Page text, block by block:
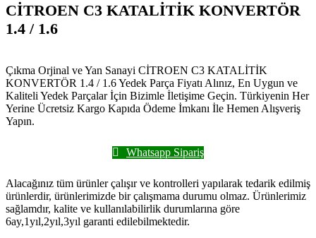
CİTROEN C3 KATALİTİK KONVERTÖR
1.4 / 1.6
Çıkma Orjinal ve Yan Sanayi CİTROEN C3 KATALİTİK
KONVERTÖR 1.4 / 1.6 Yedek Parça Fiyatı Alınız, En Uygun ve
Kaliteli Yedek Parçalar İçin Bizimle İletişime Geçin. Türkiyenin Her
Yerine Ücretsiz Kargo Kapıda Ödeme İmkanı İle Hemen Alışveriş
Yapın.
Whatsapp Sipariş
Alacağınız tüm ürünler çalışır ve kontrolleri yapılarak tedarik edilmiş
ürünlerdir, ürünlerimizde bir çalışmama durumu olmaz. Ürünlerimiz
sağlamdır, kalite ve kullanılabilirlik durumlarına göre
6ay,1yıl,2yıl,3yıl garanti edilebilmektedir.